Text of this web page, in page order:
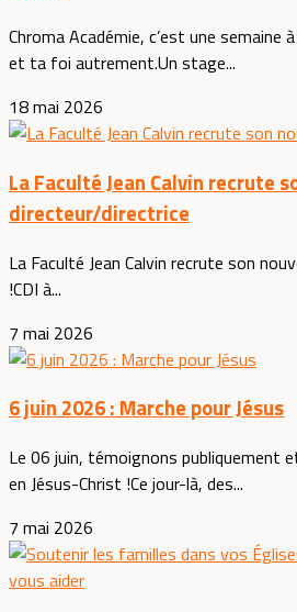
Chroma Académie, c’est une
et ta foi autrement.Un stage...
18 mai 2026
La Faculté Jean Calvin recrute
directeur/directrice
La Faculté Jean Calvin recrute son
!CDI à...
7 mai 2026
6 juin 2026 : Marche pour Jésus
Le 06 juin, témoignons publiquement
en Jésus-Christ !Ce jour-là, des...
7 mai 2026